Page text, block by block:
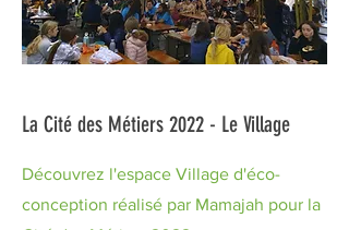
La Cité des Métiers 2022 - Le Village
Découvrez l'espace Village d'éco-
conception réalisé par Mamajah pour la